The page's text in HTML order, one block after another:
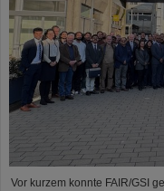
Vor kurzem konnte FAIR/GSI